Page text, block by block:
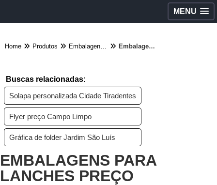
MENU
Home Produtos Embalagens diversas - Categoria Embalagens para lanches preço
Buscas relacionadas:
Solapa personalizada Cidade Tiradentes
Flyer preço Campo Limpo
Gráfica de folder Jardim São Luís
EMBALAGENS PARA
LANCHES PREÇO